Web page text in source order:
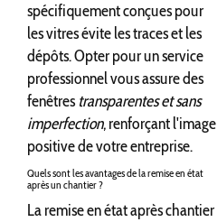
spécifiquement conçues pour
les vitres évite les traces et les
dépôts. Opter pour un service
professionnel vous assure des
fenêtrestransparentes et sans
imperfection, renforçant l'image
positive de votre entreprise.
Quels sont les avantages de la remise en état
après un chantier ?
La remise en état après chantier